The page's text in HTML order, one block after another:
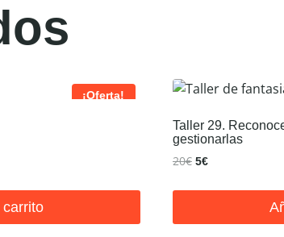
¡Oferta!
Taller 29.
gestionarlas
20€ El
original
20€.
5€El
actual
5€.